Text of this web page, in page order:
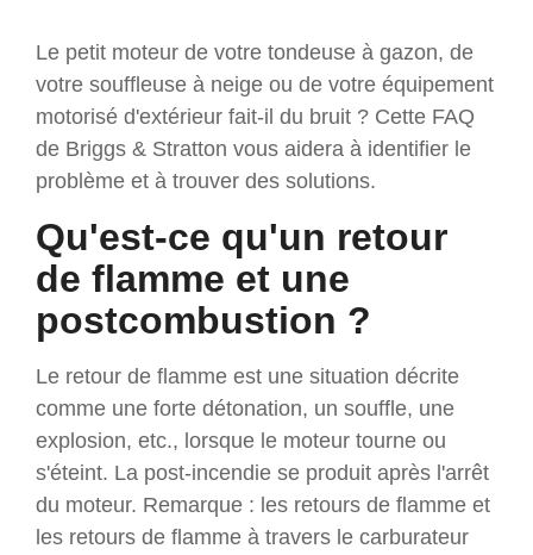
Le petit moteur de votre tondeuse à gazon, de
votre souffleuse à neige ou de votre équipement
motorisé d'extérieur fait-il du bruit ? Cette FAQ
de Briggs & Stratton vous aidera à identifier le
problème et à trouver des solutions.
Qu'est-ce qu'un retour
de flamme et une
postcombustion ?
Le retour de flamme est une situation décrite
comme une forte détonation, un souffle, une
explosion, etc., lorsque le moteur tourne ou
s'éteint. La post-incendie se produit après l'arrêt
du moteur. Remarque : les retours de flamme et
les retours de flamme à travers le carburateur